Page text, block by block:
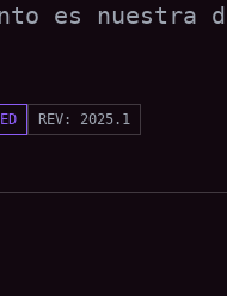
es
REV: 2025.1